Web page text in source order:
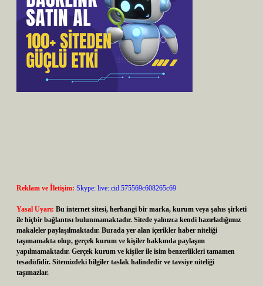
Reklam ve İletişim: Skype: live:.cid.575569c608265c69
Yasal Uyarı: Bu internet sitesi, herhangi bir marka, kurum veya şahıs şirketi
ile hiçbir bağlantısı bulunmamaktadır. Sitede yalnızca kendi hazırladığımız
makaleler paylaşılmaktadır. Burada yer alan içerikler haber niteliği
taşımamakta olup, gerçek kurum ve kişiler hakkında paylaşım
yapılmamaktadır. Gerçek kurum ve kişiler ile isim benzerlikleri tamamen
tesadüfidir. Sitemizdeki bilgiler taslak halindedir ve tavsiye niteliği
taşımazlar.